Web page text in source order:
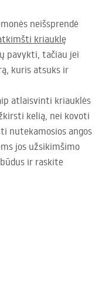
neišsprendė
kriauklę
pavykti, tačiau jei
kuris atsuks ir
atlaisvinti kriauklės
kelią, nei kovoti
nutekamosios angos
jos užsikimšimo
ir raskite